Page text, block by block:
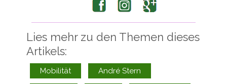
Facebook Instagram
Lies mehr zu den Themen dieses
Artikels:
Mobilität André Stern